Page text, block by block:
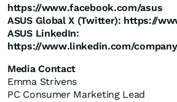
https://www.facebook.com/asus
ASUS Global X (Twitter): https://
ASUS LinkedIn:
https://www.linkedin.com/
Media Contact
Emma Strivens
PC Consumer Marketing Lead